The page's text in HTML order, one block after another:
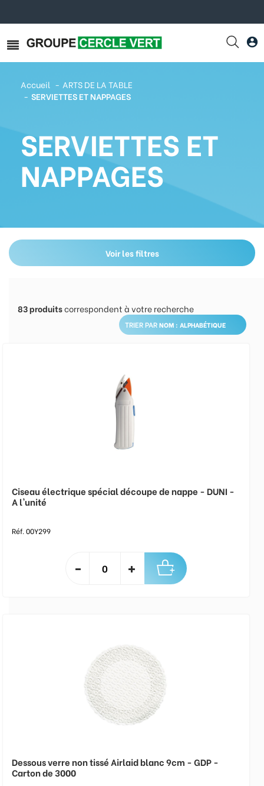
Accueil
ARTS DE LA TABLE
SERVIETTES ET NAPPAGES
SERVIETTES ET
NAPPAGES
Voir les filtres
83produitscorrespondent à votre recherche
TRIER PAR
Ciseau électrique spécial découpe de nappe - DUNI -
A l'unité
Réf. 00Y299
Dessous verre non tissé Airlaid blanc 9cm - GDP -
Carton de 3000